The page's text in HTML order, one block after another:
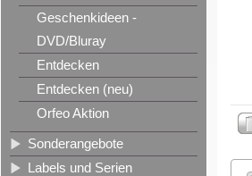
Geschenkideen -
DVD/Bluray
Entdecken
Entdecken (neu)
Orfeo Aktion
Sonderangebote
Labels und Serien